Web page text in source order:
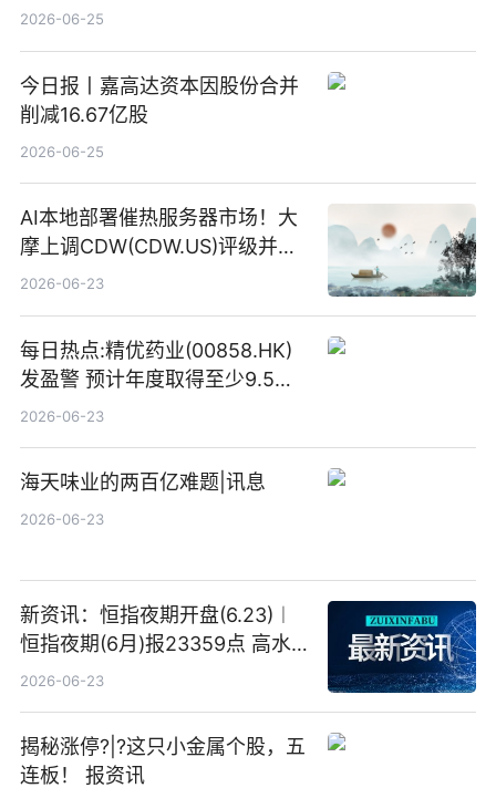
2026-06-25
今日报丨嘉高达资本因股份合并
削减16.67亿股
2026-06-25
AI本地部署催热服务器市场！大
摩上调CDW(CDW.US)评级并看
高IBM(IBM.US)戴尔(DELL.US)
2026-06-23
每日热点:精优药业(00858.HK)
发盈警 预计年度取得至少9.5亿
港元的亏损 同比盈转亏
2026-06-23
海天味业的两百亿难题|讯息
2026-06-23
新资讯：恒指夜期开盘(6.23)︱
恒指夜期(6月)报23359点 高水
23点
2026-06-23
揭秘涨停?|?这只小金属个股，五
连板！ 报资讯